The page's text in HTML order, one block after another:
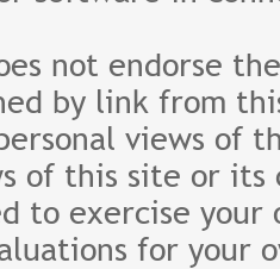
not endorse
by link from
views of
of this site or its
to exercise
for your